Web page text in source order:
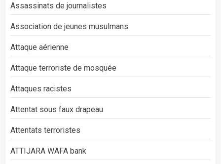
Assassinats de journalistes
Association de jeunes musulmans
Attaque aérienne
Attaque terroriste de mosquée
Attaques racistes
Attentat sous faux drapeau
Attentats terroristes
ATTIJARA WAFA bank